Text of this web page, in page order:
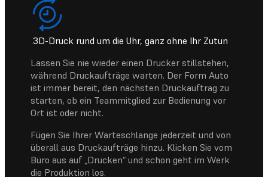
3D-Druck rund um die Uhr, ganz ohne Ihr Zutun
Lassen Sie nie wieder einen Drucker stillstehen,
während Druckaufträge warten. Der Form Auto
ist immer bereit, den nächsten Druckauftrag zu
starten, ob ein Teammitglied zur Bedienung vor
Ort ist oder nicht.
Fügen Sie Ihrer Warteschlange jederzeit und von
überall aus Druckaufträge hinzu. Klicken Sie vom
Büro aus auf „Drucken“ und schon geht im Werk
die Produktion los.